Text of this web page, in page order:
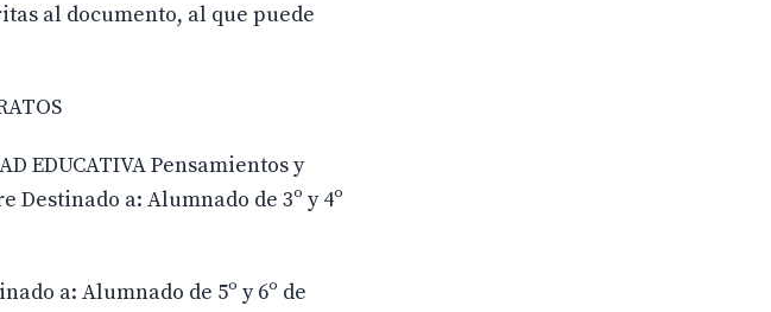
al documento, al que puede
EDUCATIVA Pensamientos y
Destinado a: Alumnado de 3º y 4º
a: Alumnado de 5º y 6º de